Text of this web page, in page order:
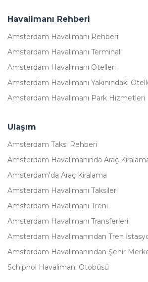
Havalimanı Rehberi
Amsterdam Havalimanı Rehberi
Amsterdam Havalimanı Terminali
Amsterdam Havalimanı Otelleri
Amsterdam Havalimanı Yakınındaki
Amsterdam Havalimanı Park Hizmetleri
Ulaşım
Amsterdam Taksi Rehberi
Amsterdam Havalimanında Araç
Amsterdam'da Araç Kiralama
Amsterdam Havalimanı Taksileri
Amsterdam Havalimanı Treni
Amsterdam Havalimanı Transferleri
Amsterdam Havalimanından Tren
Amsterdam Havalimanından Şehir
Schiphol Havalimanı Otobüsü